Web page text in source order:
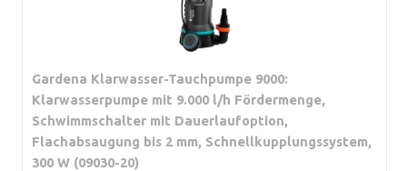
Gardena Klarwasser-Tauchpumpe 9000:
Klarwasserpumpe mit 9.000 l/h Fördermenge,
Schwimmschalter mit Dauerlaufoption,
Flachabsaugung bis 2 mm, Schnellkupplungssystem,
300 W (09030-20)